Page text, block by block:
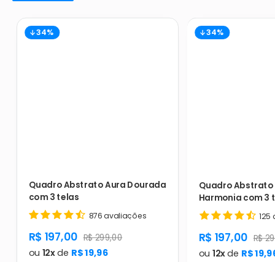
34%
Quadro Abstrato Aura Dourada
com 3 telas
876 avaliações
product.general.sale_price
R$ 197,00 product.general.regular_price
R$ 299,00
ou 12xde R$ 19,96
34%
Quadro Abstrato
Harmonia com 3
125
R$ 197,00 R$
ou 12xde R$